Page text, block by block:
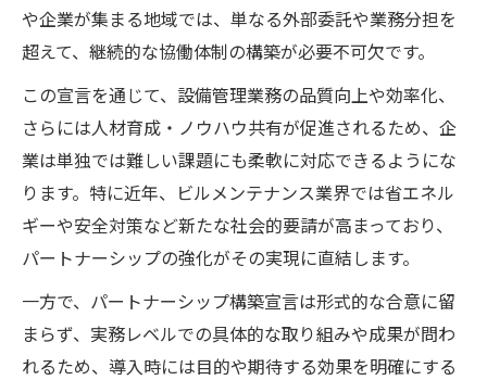
や企業が集まる地域では、単なる外部委託や業務分担を
超えて、継続的な協働体制の構築が必要不可欠です。
この宣言を通じて、設備管理業務の品質向上や効率化、
さらには人材育成・ノウハウ共有が促進されるため、企
業は単独では難しい課題にも柔軟に対応できるようにな
ります。特に近年、ビルメンテナンス業界では省エネル
ギーや安全対策など新たな社会的要請が高まっており、
パートナーシップの強化がその実現に直結します。
一方で、パートナーシップ構築宣言は形式的な合意に留
まらず、実務レベルでの具体的な取り組みや成果が問わ
れるため、導入時には目的や期待する効果を明確にする